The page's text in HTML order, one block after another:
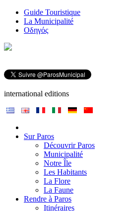
Guide Touristique
La Municipalité
Οδηγός
international editions
Sur Paros
Découvrir Paros
Municipalité
Notre Île
Les Habitants
La Flore
La Faune
Rendre à Paros
Itinéraires